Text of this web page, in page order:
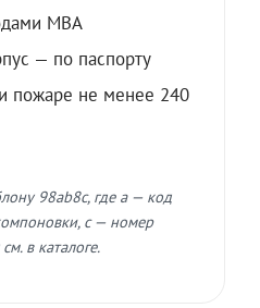
МВА
— по паспорту
пожаре не менее 240
98ab8c, где a — код
c — номер
в каталоге.